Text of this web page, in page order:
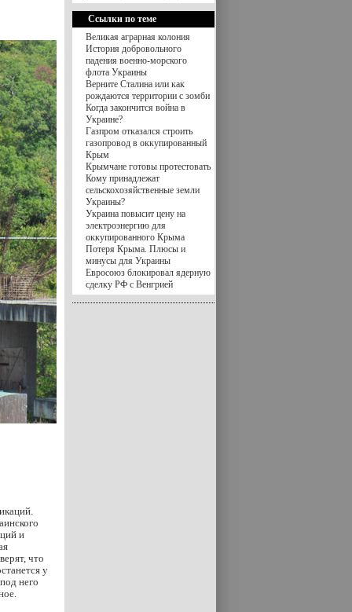
и
что
у
него
Ссылки по теме
Великая аграрная колония
История добровольного
падения военно-морского
флота Украины
Верните Сталина или как
рождаются территории с зомби
Когда закончится война в
Украине?
Газпром отказался строить
газопровод в оккупированный
Крым
Крымчане готовы протестовать
Кому принадлежат
сельскохозяйственные земли
Украины?
Украина повысит цену на
электроэнергию для
оккупированного Крыма
Потеря Крыма. Плюсы и
минусы для Украины
Евросоюз блокировал ядерную
сделку РФ с Венгрией